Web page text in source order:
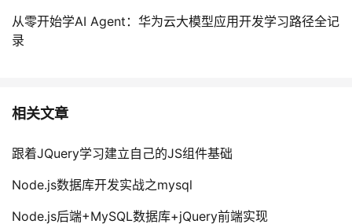
从零开始学AI Agent：华为云大模型应用开发学习路径全记
录
相关文章
跟着JQuery学习建立自己的JS组件基础
Node.js数据库开发实战之mysql
Node.js后端+MySQL数据库+jQuery前端实现